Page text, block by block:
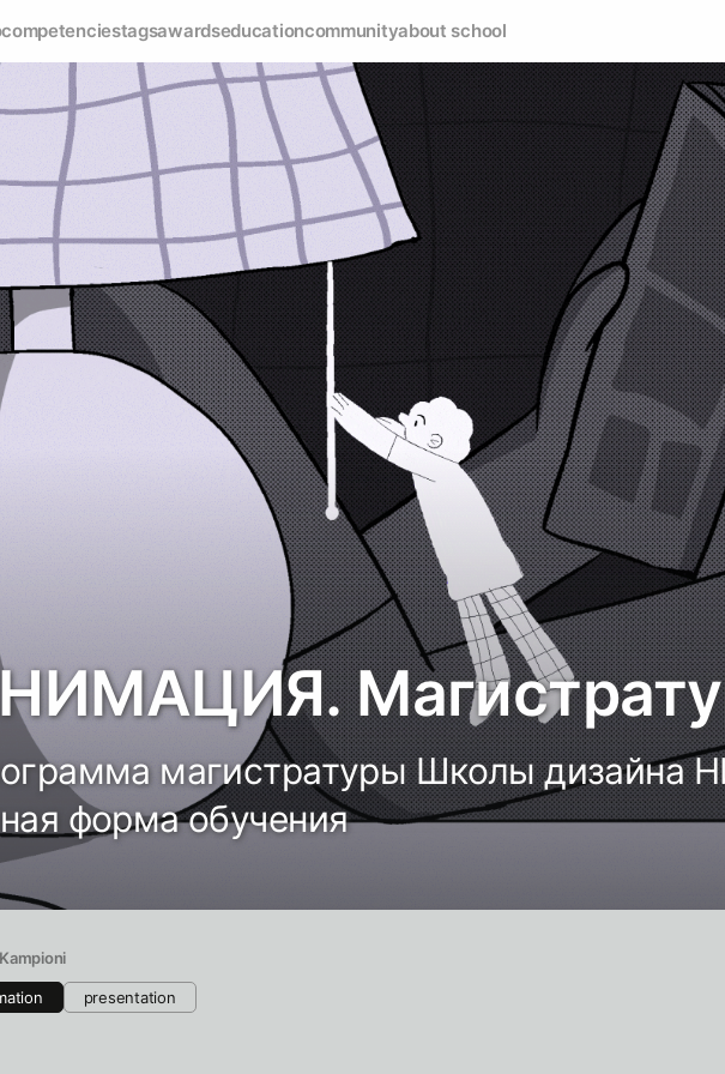
competenciestagsawardseducationcommunityabout school
магистратуры Школы дизайна
форма обучения
presentation